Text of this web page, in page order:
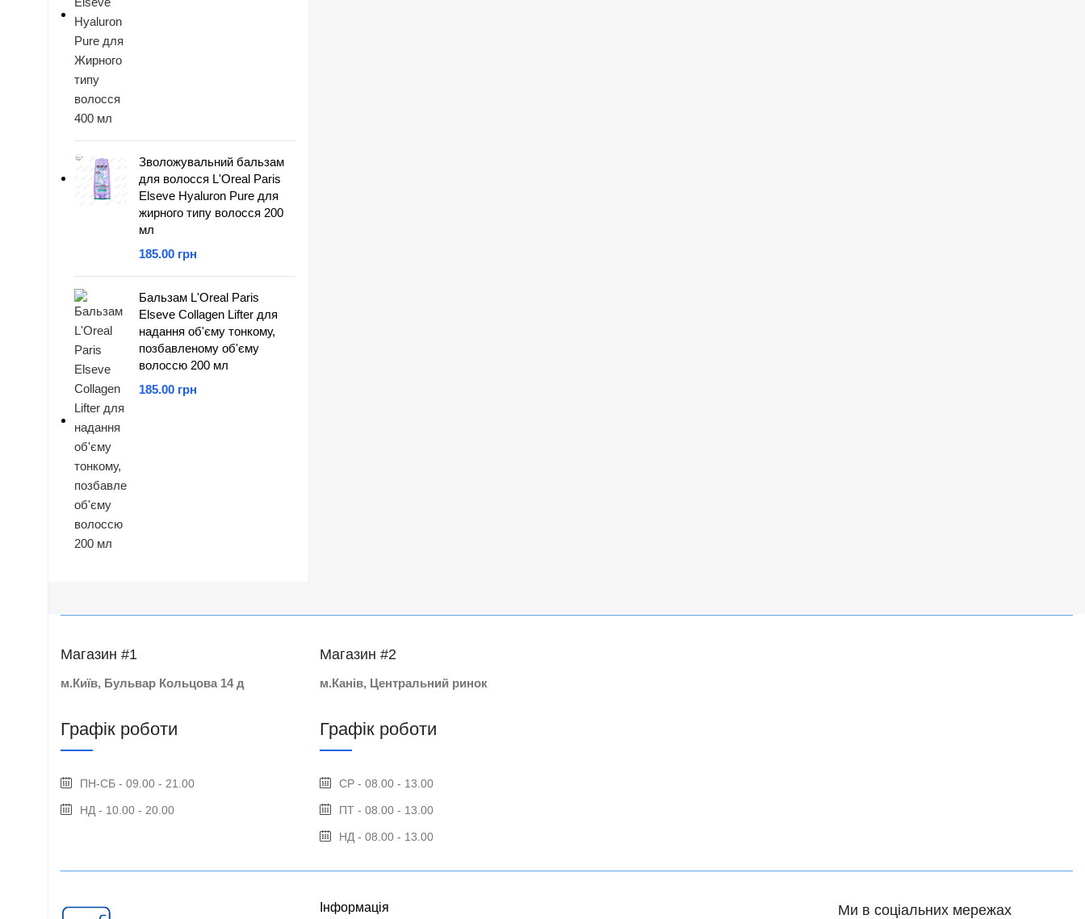
Зволожувальний бальзам
для волосся L'Oreal Paris
Elseve Hyaluron Pure для
жирного типу волосся 200
мл
грн
Бальзам L'Oreal Paris
Elseve Collagen Lifter для
надання об'єму тонкому,
позбавленому об'єму
волоссю 200 мл
грн
Магазин #1
м.Київ, Бульвар Кольцова 14 д
Графік роботи
ПН-СБ - 09.00 - 21.00
НД - 10.00 - 20.00
Магазин #2
м.Канів, Центральний ринок
Графік роботи
СР - 08.00 - 13.00
ПТ - 08.00 - 13.00
НД - 08.00 - 13.00
Інформація Ми в соціальних мережах